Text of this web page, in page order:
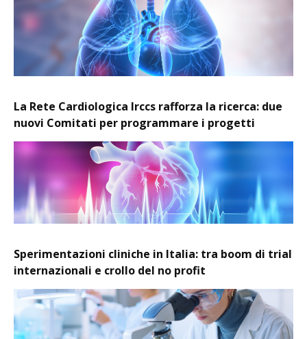
La Rete Cardiologica Irccs rafforza la ricerca: due
nuovi Comitati per programmare i progetti
Sperimentazioni cliniche in Italia: tra boom di trial
internazionali e crollo del no profit